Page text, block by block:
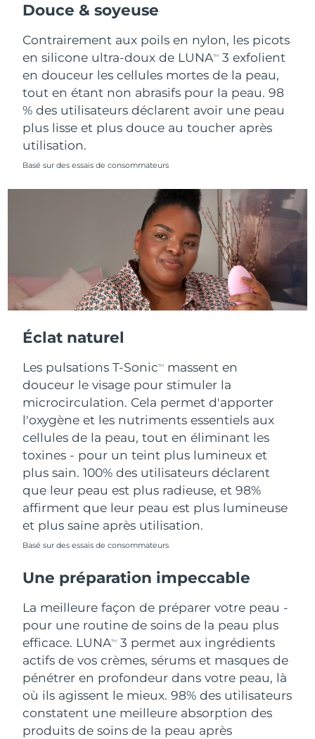
Douce & soyeuse
Contrairement aux poils en nylon, les picots
en silicone ultra-doux de LUNATM
3 exfolient
en douceur les cellules mortes de la peau,
tout en étant non abrasifs pour la peau. 98
% des utilisateurs déclarent avoir une peau
plus lisse et plus douce au toucher après
utilisation.
Basé sur des essais de consommateurs
Éclat naturel
Les pulsations T-SonicTM
massent en
douceur le visage pour stimuler la
microcirculation. Cela permet d'apporter
l'oxygène et les nutriments essentiels aux
cellules de la peau, tout en éliminant les
toxines - pour un teint plus lumineux et
plus sain. 100% des utilisateurs déclarent
que leur peau est plus radieuse, et 98%
affirment que leur peau est plus lumineuse
et plus saine après utilisation.
Basé sur des essais de consommateurs
Une préparation impeccable
La meilleure façon de préparer votre peau -
pour une routine de soins de la peau plus
efficace. LUNATM
3 permet aux ingrédients
actifs de vos crèmes, sérums et masques de
pénétrer en profondeur dans votre peau, là
où ils agissent le mieux. 98% des utilisateurs
constatent une meilleure absorption des
produits de soins de la peau après